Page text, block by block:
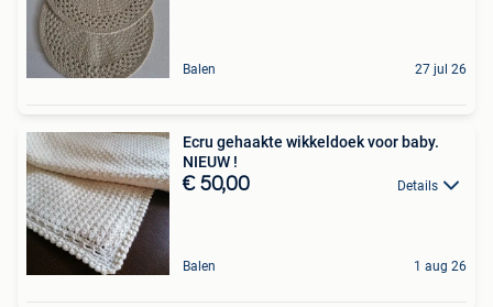
Balen 27 jul 26
Ecru gehaakte wikkeldoek voor baby.
NIEUW !
€ 50,00 Details
Balen 1 aug 26